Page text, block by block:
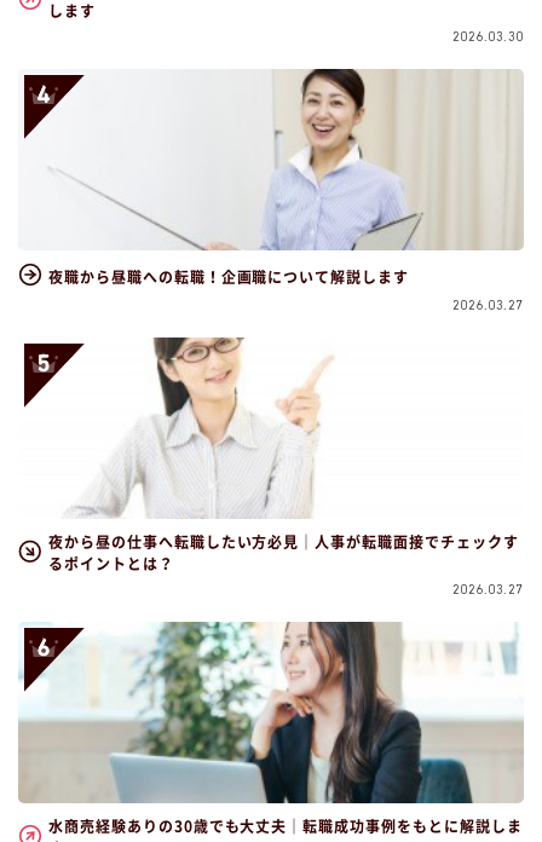
します
2026.03.30
夜職から昼職への転職！企画職について解説します
2026.03.27
夜から昼の仕事へ転職したい方必見｜人事が転職面接でチェックす
るポイントとは？
2026.03.27
水商売経験ありの30歳でも大丈夫｜転職成功事例をもとに解説しま